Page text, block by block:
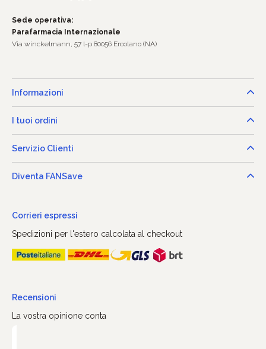
Sede operativa:
Parafarmacia Internazionale
Via winckelmann, 57 l-p 80056 Ercolano (NA)
Informazioni
I tuoi ordini
Servizio Clienti
Diventa FANSave
Corrieri espressi
Spedizioni per l'estero calcolata al checkout
Recensioni
La vostra opinione conta